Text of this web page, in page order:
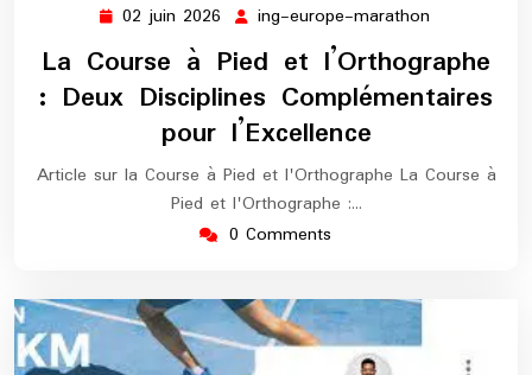
02 juin 2026 02
juin
2026
ing-europe-marathon
europe-
marathon
La Course à Pied et l’Orthographe
: Deux Disciplines Complémentaires
pour l’Excellence
Article sur la Course à Pied et l'Orthographe La Course à
Pied et l'Orthographe :…
0 Comments